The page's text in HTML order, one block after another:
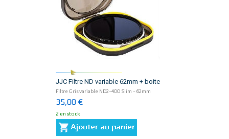
JJC Filtre ND variable 62mm + boite
Filtre Gris variable ND2-400 Slim - 62mm
35,00 €
2 en stock